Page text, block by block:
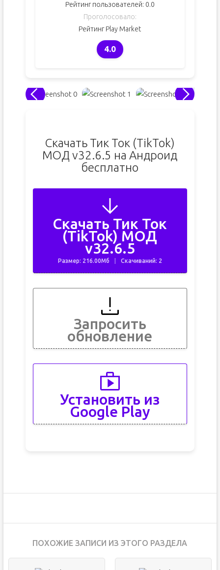
Рейтинг пользователей: 0.0
Проголосовало:
Рейтинг Play Market
4.0
Скачать Тик Ток (TikTok)
МОД v32.6.5 на Андроид
бесплатно
Скачать Тик Ток
(TikTok) МОД
v32.6.5
Размер: 216.00Мб Скачиваний: 2
Запросить
обновление
Установить из
Google Play
ПОХОЖИЕ ЗАПИСИ ИЗ ЭТОГО РАЗДЕЛА